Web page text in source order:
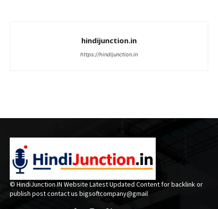
hindijunction.in
https://hindijunction.in
© HindiJunction.IN Website Latest Updated Content for backlink or
publish post contact us bigsoftcompany@gmail